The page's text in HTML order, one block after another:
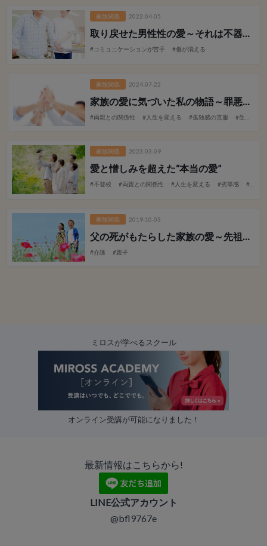
家族関係 2022-04-05
取り戻せた男性性の愛～それは不器用で見えにくかった～
#コミュニケーションが苦手 #傷が消える
家族関係 2024-07-22
家族の愛に気づいた私の物語～罪悪感からの解放 ～
#両親との関係性 #人生を変える #孤独感の克服 #生き方
家族関係 2023-03-09
愛と憎しみを超えた“本当の愛”
#不登校 #両親との関係性 #人生を変える #劣等感 #復讐心がある
家族関係 2019-10-03
父の死がもたらした家族の愛～先祖代々の悲しみが終わった～
#介護 #親子
ミロスが学べるスクール
オンライン受講が可能になりました！
最新情報はこちらから!
LINE公式アカウント
@bfl9767e